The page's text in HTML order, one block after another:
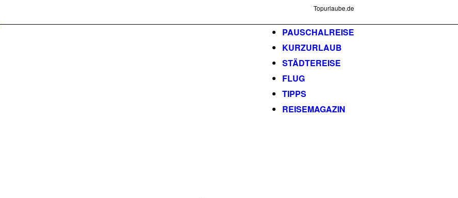
Topurlaube.de
PAUSCHALREISE
KURZURLAUB
STÄDTEREISE
FLUG
TIPPS
REISEMAGAZIN